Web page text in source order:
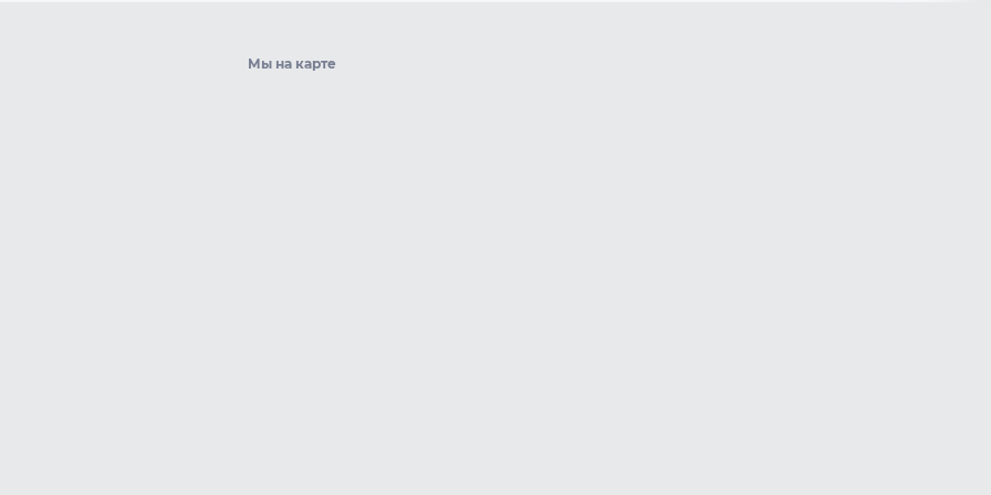
Мы на карте